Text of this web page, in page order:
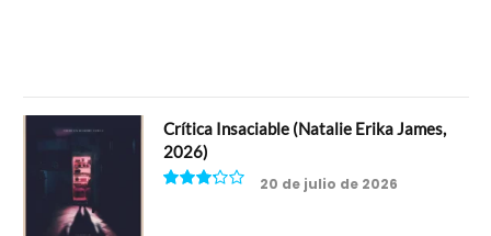
Crítica Insaciable (Natalie Erika James,
2026)
20 de julio de 2026